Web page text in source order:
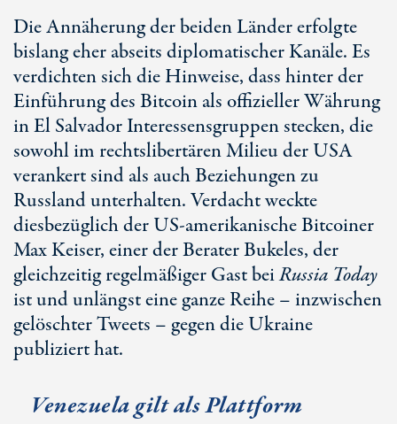
Die Annäherung der beiden Länder erfolgte
bislang eher abseits diplomatischer Kanäle. Es
verdichten sich die Hinweise, dass hinter der
Einführung des Bitcoin als offizieller Währung
in El Salvador Interessensgruppen stecken, die
sowohl im rechtslibertären Milieu der USA
verankert sind als auch Beziehungen zu
Russland unterhalten. Verdacht weckte
diesbezüglich der US-amerikanische Bitcoiner
Max Keiser, einer der Berater Bukeles, der
gleichzeitig regelmäßiger Gast beiRussia Today
ist und unlängst eine ganze Reihe – inzwischen
gelöschter Tweets – gegen die Ukraine
publiziert hat.
Venezuela gilt als Plattform